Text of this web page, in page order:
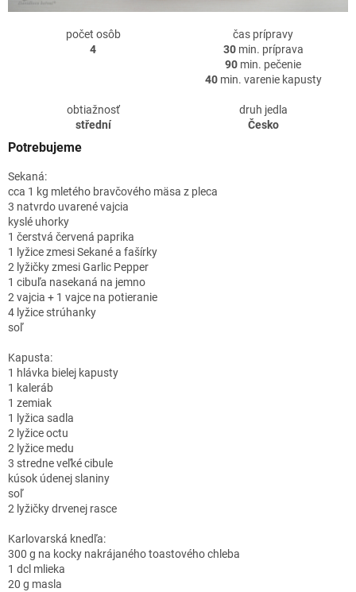
počet osôb
4
čas prípravy
30min. príprava
90 min. pečenie
40min. varenie kapusty
obtiažnosť
střední
druh jedla
Česko
Potrebujeme
Sekaná:
cca 1 kg mletého bravčového mäsa z pleca
3 natvrdo uvarené vajcia
kyslé uhorky
1 čerstvá červená paprika
1 lyžice zmesi Sekané a fašírky
2 lyžičky zmesi Garlic Pepper
1 cibuľa nasekaná na jemno
2 vajcia + 1 vajce na potieranie
4 lyžice strúhanky
soľ
Kapusta:
1 hlávka bielej kapusty
1 kaleráb
1 zemiak
1 lyžica sadla
2 lyžice octu
2 lyžice medu
3 stredne veľké cibule
kúsok údenej slaniny
soľ
2 lyžičky drvenej rasce
Karlovarská knedľa:
300 g na kocky nakrájaného toastového chleba
1 dcl mlieka
20 g masla